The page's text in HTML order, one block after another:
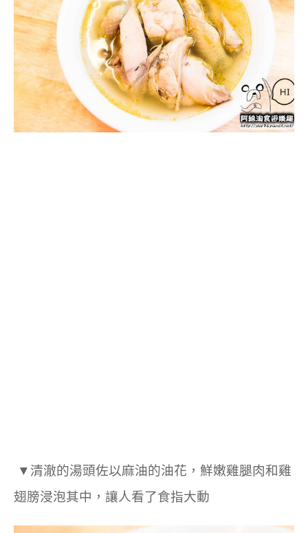
▼清澈的湯頭佐以麻油的油花，鮮嫩雞腿肉和雞
翅膀浸泡其中，讓人看了食指大動